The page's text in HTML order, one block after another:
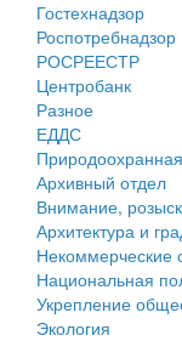
Собрание
Городское
Сельские
Гостехнадзор
Роспотребнадзор
РОСРЕЕСТР
Центробанк
Разное
ЕДДС
Архивный отдел
Внимание,
Архитектура и
Некоммерческие
Национальная
Укрепление
Экология